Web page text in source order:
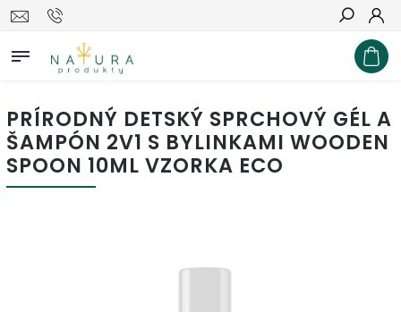
Hľadať
PRÍRODNÝ DETSKÝ SPRCHOVÝ GÉL A
ŠAMPÓN 2V1 S BYLINKAMI WOODEN
SPOON 10ML VZORKA ECO